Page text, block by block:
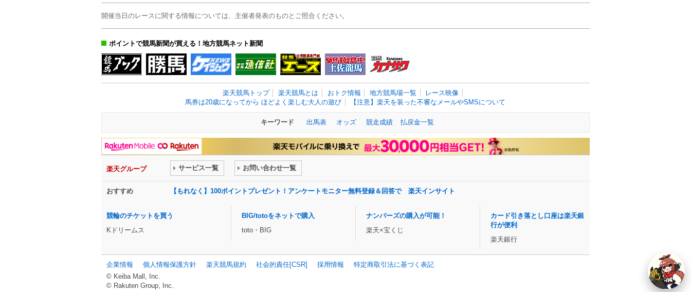
開催当日のレースに関する情報については、主催者発表のものとご照合ください。
ポイントで競馬新聞が買える！地方競馬ネット新聞
楽天競馬トップ 楽天競馬とは おトク情報 地方競馬場一覧
レース映像
馬券は20歳になってから ほどよく楽しむ大人の遊び
【注意】楽天を装った不審なメールやSMSについて
キーワード 出馬表 オッズ 競走成績 払戻金一覧
楽天グループ サービス一覧 お問い合わせ一覧
おすすめ 【もれなく】100ポイントプレゼント！アンケートモニター無料登録＆回答で 楽天インサイト
競輪のチケットを買う
Kドリームス
BIG/totoをネットで購入
toto・BIG
ナンバーズの購入が可能！
楽天×宝くじ
カード引き落とし口座は楽天銀
行が便利
楽天銀行
企業情報 個人情報保護方針 楽天競馬規約 社会的責任[CSR] 採用情報
特定商取引法に基づく表記
© Keiba Mall, Inc.
© Rakuten Group, Inc.